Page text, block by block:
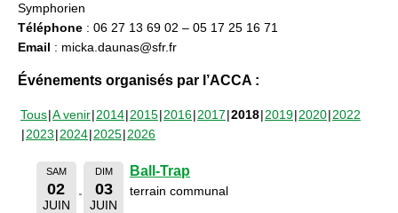
Symphorien
Téléphone : 06 27 13 69 02 – 05 17 25 16 71
Email : micka.daunas@sfr.fr
Événements organisés par l’ACCA :
Tous A venir 2014 2015 2016 2017 2018 2019 2020 2022
2023 2024 2025 2026
SAM
02
JUIN
DIM
03
JUIN
Ball-Trap
terrain communal